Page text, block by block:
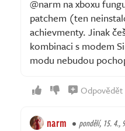
@narm na xboxu
patchem (ten
achievmenty. Jinak
kombinaci s modem
modu nebudou
Odpovědět
narm pondělí, 15. 4.,